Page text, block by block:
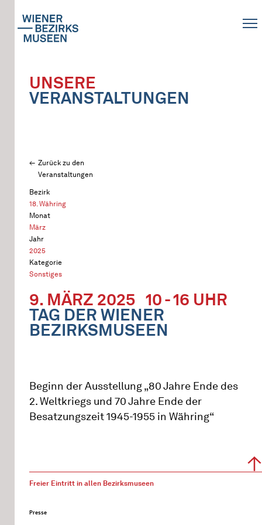
UNSERE
VERANSTALTUNGEN
Zurück zu den
Veranstaltungen
Bezirk
18. Währing
Monat
März
Jahr
2025
Kategorie
Sonstiges
9. MÄRZ 2025 10 - 16 UHR
TAG DER WIENER
BEZIRKSMUSEEN
Beginn der Ausstellung „80 Jahre Ende des
2. Weltkriegs und 70 Jahre Ende der
Besatzungszeit 1945-1955 in Währing“
Freier Eintritt in allen Bezirksmuseen
Presse